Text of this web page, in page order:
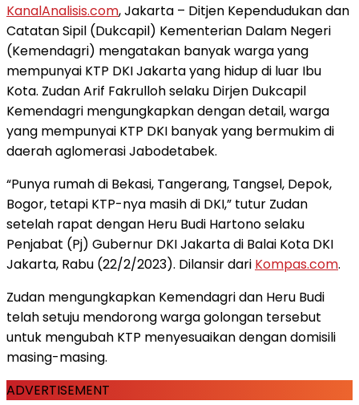
KanalAnalisis.com, Jakarta – Ditjen Kependudukan dan
Catatan Sipil (Dukcapil) Kementerian Dalam Negeri
(Kemendagri) mengatakan banyak warga yang
mempunyai KTP DKI Jakarta yang hidup di luar Ibu
Kota. Zudan Arif Fakrulloh selaku Dirjen Dukcapil
Kemendagri mengungkapkan dengan detail, warga
yang mempunyai KTP DKI banyak yang bermukim di
daerah aglomerasi Jabodetabek.
“Punya rumah di Bekasi, Tangerang, Tangsel, Depok,
Bogor, tetapi KTP-nya masih di DKI,” tutur Zudan
setelah rapat dengan Heru Budi Hartono selaku
Penjabat (Pj) Gubernur DKI Jakarta di Balai Kota DKI
Jakarta, Rabu (22/2/2023). Dilansir dari Kompas.com.
Zudan mengungkapkan Kemendagri dan Heru Budi
telah setuju mendorong warga golongan tersebut
untuk mengubah KTP menyesuaikan dengan domisili
masing-masing.
ADVERTISEMENT